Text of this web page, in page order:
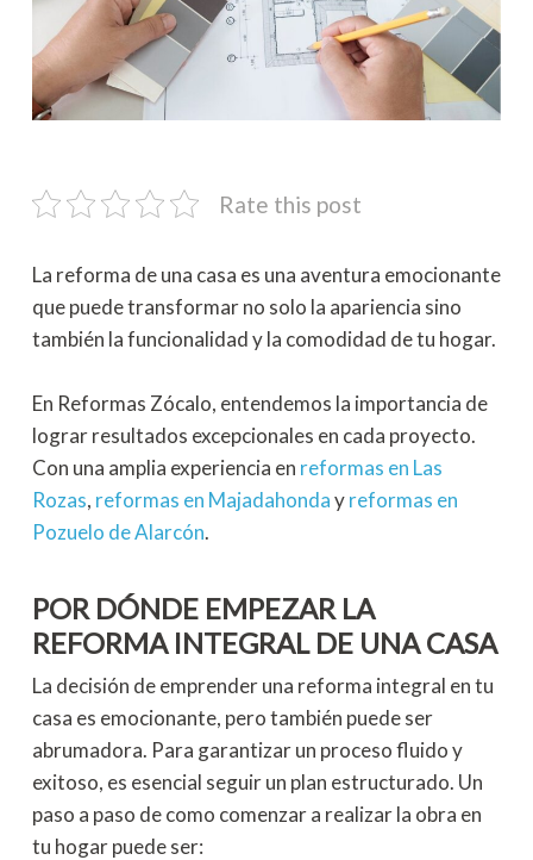
Rate this post
La reforma de una casa es una aventura emocionante
que puede transformar no solo la apariencia sino
también la funcionalidad y la comodidad de tu hogar.
En Reformas Zócalo, entendemos la importancia de
lograr resultados excepcionales en cada proyecto.
Con una amplia experiencia en reformas en Las
Rozas, reformas en Majadahondayreformas en
Pozuelo de Alarcón.
POR DÓNDE EMPEZAR LA
REFORMA INTEGRAL DE UNA CASA
La decisión de emprender una reforma integral en tu
casa es emocionante, pero también puede ser
abrumadora. Para garantizar un proceso fluido y
exitoso, es esencial seguir un plan estructurado. Un
paso a paso de como comenzar a realizar la obra en
tu hogar puede ser: